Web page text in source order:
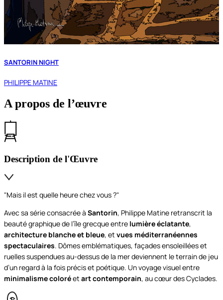
SANTORIN NIGHT
PHILIPPE MATINE
A propos de l’œuvre
Description de l'Œuvre
"Mais il est quelle heure chez vous ?"
Avec sa série consacrée à Santorin, Philippe Matine retranscrit la
beauté graphique de l’île grecque entre lumière éclatante,
architecture blanche et bleue, et vues méditerranéennes
spectaculaires. Dômes emblématiques, façades ensoleillées et
ruelles suspendues au-dessus de la mer deviennent le terrain de jeu
d’un regard à la fois précis et poétique. Un voyage visuel entre
minimalisme coloréet art contemporain, au cœur des Cyclades.